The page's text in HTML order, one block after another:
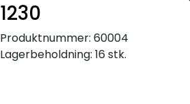
1230
Produktnummer: 60004
Lagerbeholdning: 16 stk.